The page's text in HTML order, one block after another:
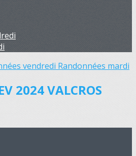
vendredi Randonnées mardi
2024 VALCROS